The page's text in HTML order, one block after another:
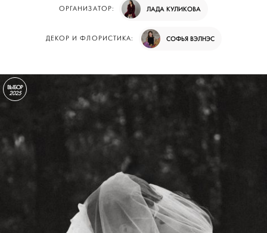
ОРГАНИЗАТОР: ЛАДА КУЛИКОВА
ДЕКОР И ФЛОРИСТИКА: СОФЬЯ ВЭЛНЭС
ВЫБОР
2025